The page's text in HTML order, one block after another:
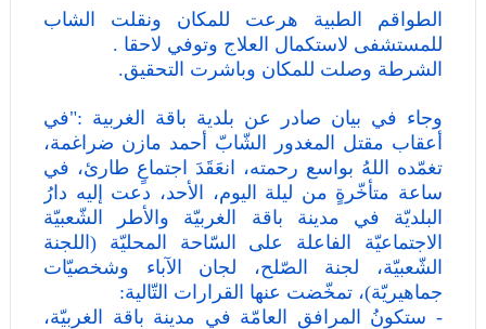
الطواقم الطبية هرعت للمكان ونقلت الشاب
للمستشفى لاستكمال العلاج وتوفي لاحقا .
الشرطة وصلت للمكان وباشرت التحقيق.
وجاء في بيان صادر عن بلدية باقة الغربية :"في
أعقاب مقتل المغدور الشّابّ أحمد مازن ضراغمة،
تغمّده اللهُ بواسع رحمته، انعَقَدَ اجتماعٍ طارئ، في
ساعة متأخّرةٍ من ليلة اليوم، الأحد، دعت إليه دارُ
البلديّة في مدينة باقة الغربيّة والأطر الشّعبيّة
الاجتماعيّة الفاعلة على السّاحة المحليّة (اللجنة
الشّعبيّة، لجنة الصّلح، لجان الآباء وشخصيّات
جماهيريّة)، تمخّضت عنها القرارات التّالية:
- ستكونُ المرافق العامّة في مدينة باقة الغربيّة،